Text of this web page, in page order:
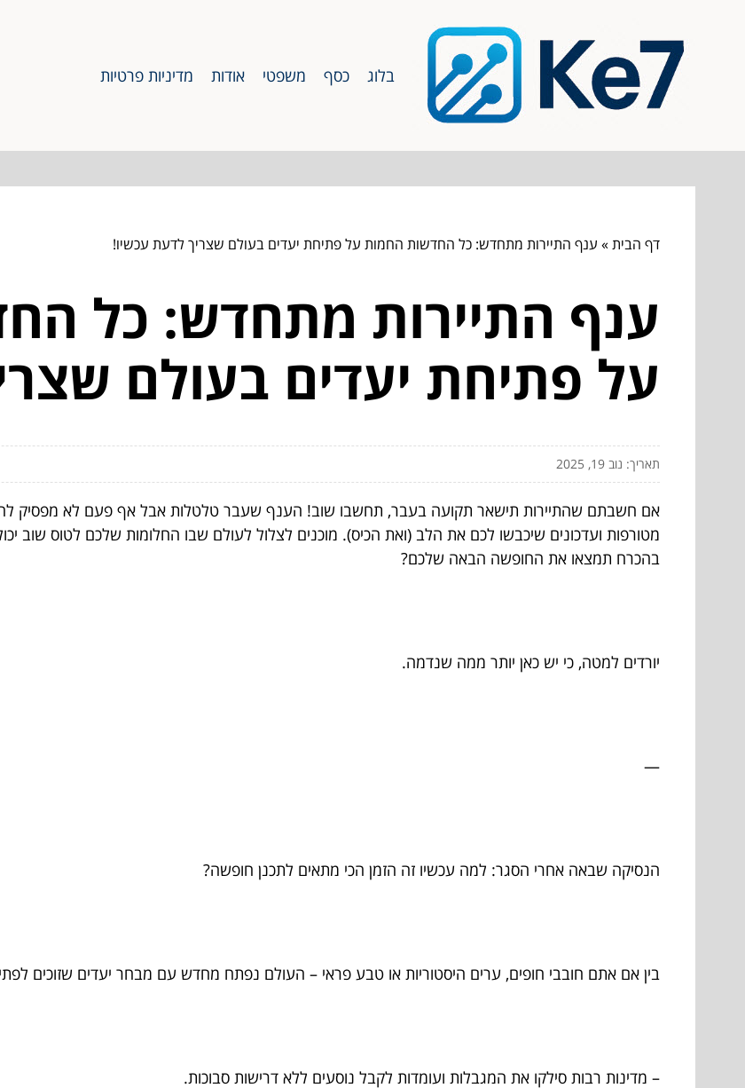
בלוג כסף משפטי אודות מדיניות פרטיות
דף הבית» ענף התיירות מתחדש: כל החדשות החמות על פתיחת יעדים בעולם שצריך לדעת עכשיו!
ענף התיירות מתחדש: כל
על פתיחת יעדים בעולם
תאריך: נוב 19, 2025
אם חשבתם שהתיירות תישאר תקועה בעבר, תחשבו שוב! הענף שעבר טלטלות אבל אף פעם לא מפסיק
מטורפות ועדכונים שיכבשו לכם את הלב (ואת הכיס). מוכנים לצלול לעולם שבו החלומות שלכם לטוס שוב
בהכרח תמצאו את החופשה הבאה שלכם?
יורדים למטה, כי יש כאן יותר ממה שנדמה.
—
הנסיקה שבאה אחרי הסגר: למה עכשיו זה הזמן הכי מתאים לתכנן חופשה?
בין אם אתם חובבי חופים, ערים היסטוריות או טבע פראי – העולם נפתח מחדש עם מבחר יעדים שזוכים
– מדינות רבות סילקו את המגבלות ועומדות לקבל נוסעים ללא דרישות סבוכות.